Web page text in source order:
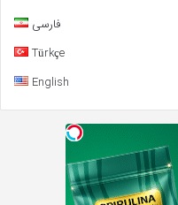
فارسی
Türkçe
English